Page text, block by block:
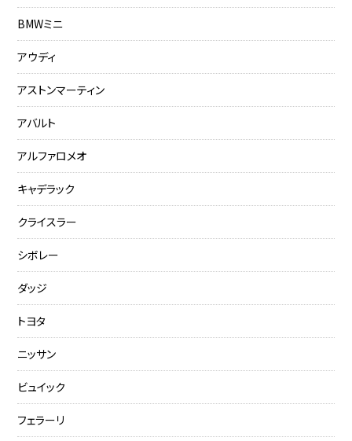
BMWミニ
アウディ
アストンマーティン
アバルト
アルファロメオ
キャデラック
クライスラー
シボレー
ダッジ
トヨタ
ニッサン
ビュイック
フェラーリ